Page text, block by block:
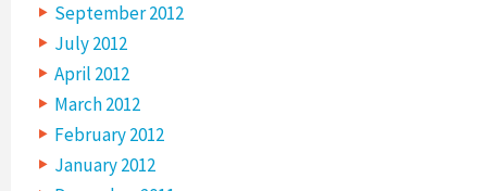
September 2012
July 2012
April 2012
March 2012
February 2012
January 2012